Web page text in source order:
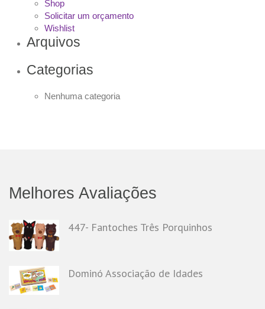
Shop
Solicitar um orçamento
Wishlist
Arquivos
Categorias
Nenhuma categoria
Melhores Avaliações
447- Fantoches Três Porquinhos
Dominó Associação de Idades